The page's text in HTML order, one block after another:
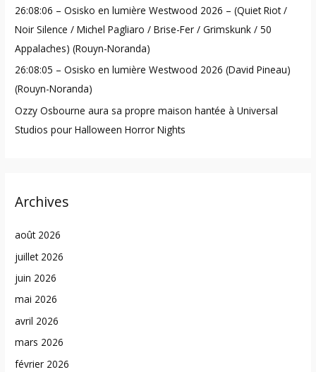
26:08:06 – Osisko en lumière Westwood 2026 – (Quiet Riot /
Noir Silence / Michel Pagliaro / Brise-Fer / Grimskunk / 50
Appalaches) (Rouyn-Noranda)
26:08:05 – Osisko en lumière Westwood 2026 (David Pineau)
(Rouyn-Noranda)
Ozzy Osbourne aura sa propre maison hantée à Universal
Studios pour Halloween Horror Nights
Archives
août 2026
juillet 2026
juin 2026
mai 2026
avril 2026
mars 2026
février 2026